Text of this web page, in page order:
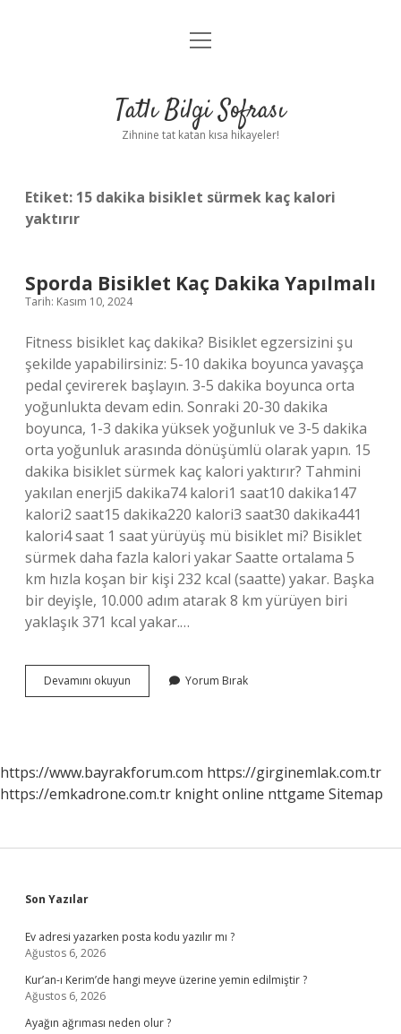
Anasayfa
Yasal Uyarı
menüyü
Tatlı Bilgi Sofrası
Zihnine tat katan kısa hikayeler!
Etiket: 15 dakika bisiklet sürmek kaç kalori
yaktırır
Sporda Bisiklet Kaç Dakika Yapılmalı
Tarih: Kasım 10, 2024
Fitness bisiklet kaç dakika? Bisiklet egzersizini şu
şekilde yapabilirsiniz: 5-10 dakika boyunca yavaşça
pedal çevirerek başlayın. 3-5 dakika boyunca orta
yoğunlukta devam edin. Sonraki 20-30 dakika
boyunca, 1-3 dakika yüksek yoğunluk ve 3-5 dakika
orta yoğunluk arasında dönüşümlü olarak yapın. 15
dakika bisiklet sürmek kaç kalori yaktırır? Tahmini
yakılan enerji5 dakika74 kalori1 saat10 dakika147
kalori2 saat15 dakika220 kalori3 saat30 dakika441
kalori4 saat 1 saat yürüyüş mü bisiklet mi? Bisiklet
sürmek daha fazla kalori yakar Saatte ortalama 5
km hızla koşan bir kişi 232 kcal (saatte) yakar. Başka
bir deyişle, 10.000 adım atarak 8 km yürüyen biri
yaklaşık 371 kcal yakar.…
Devamını okuyun
Bisiklet
Yorum Bırak
https://www.bayrakforum.com https://girginemlak.com.tr
https://emkadrone.com.tr knight online nttgame Sitemap
Sidebar
Son Yazılar
Ev adresi yazarken posta kodu yazılır mı ?
Ağustos 6, 2026
Kur’an-ı Kerim’de hangi meyve üzerine yemin edilmiştir ?
Ağustos 6, 2026
Ayağın ağrıması neden olur ?